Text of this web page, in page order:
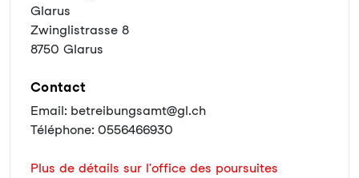
Glarus
Zwinglistrasse 8
8750 Glarus
Contact
Email: betreibungsamt@gl.ch
Téléphone: 0556466930
Plus de détails sur l'office des poursuites